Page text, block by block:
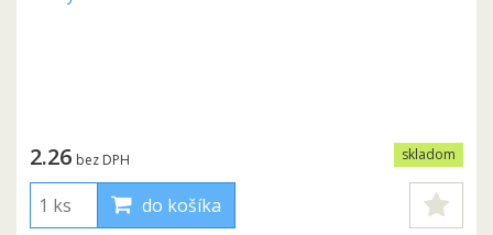
skladom
2.26 bez DPH
do košíka